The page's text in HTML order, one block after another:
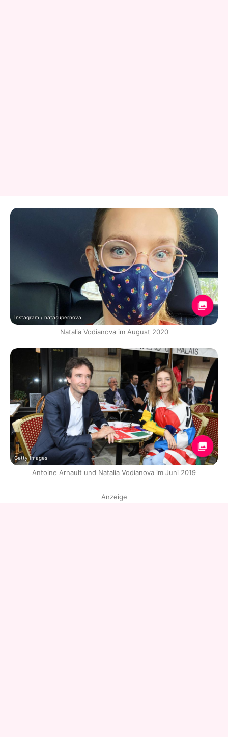
Instagram / natasupernova
Natalia Vodianova im August 2020
Getty Images
Antoine Arnault und Natalia Vodianova im Juni 2019
Anzeige